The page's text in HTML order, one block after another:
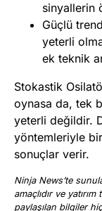
sinyallerin
Güçlü
yeterli
ek teknik
Stokastik
oynasa da, tek
yeterli değildir.
yöntemleriyle
sonuçlar verir.
Ninja News’te
amaçlıdır ve
paylaşılan bilgiler